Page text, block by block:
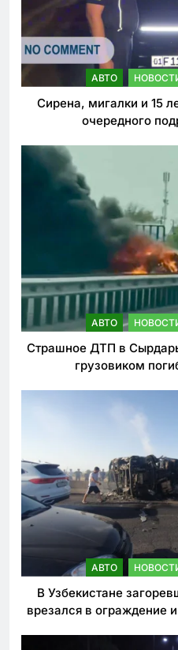
АВТО
Сирена, мигалки и 15
очередного
АВТО
Страшное ДТП в
грузовиком
АВТО
В Узбекистане
врезался в ограждение